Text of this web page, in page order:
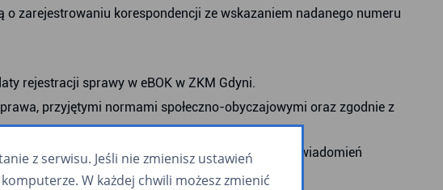
zarejestrowaniu korespondencji ze wskazaniem nadanego numeru
rejestracji sprawy w eBOK w ZKM Gdyni.
przyjętymi normami społeczno-obyczajowymi oraz zgodnie z
mail warunkujących skuteczność dostarczenia powiadomień
z serwisu. Jeśli nie zmienisz ustawień
W każdej chwili możesz zmienić